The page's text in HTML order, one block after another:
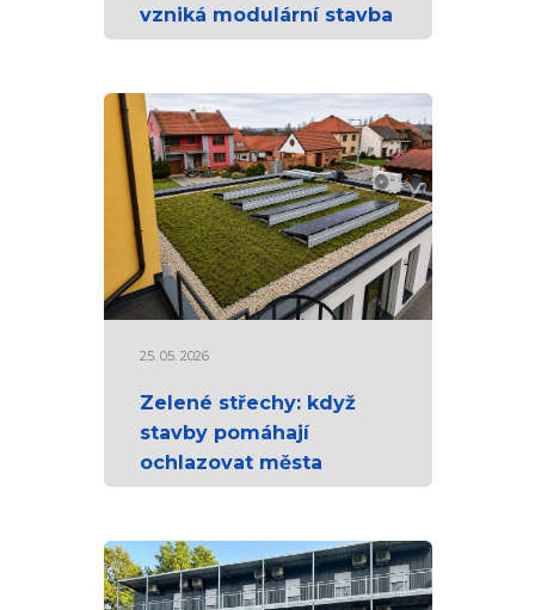
vzniká modulární stavba
25. 05. 2026
Zelené střechy: když
stavby pomáhají
ochlazovat města